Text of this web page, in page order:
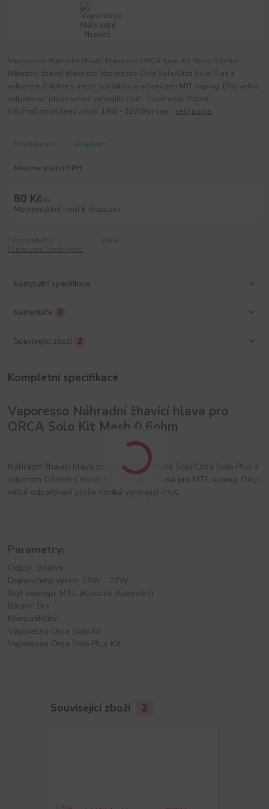
Vaporesso Náhradní žhavící hlava pro ORCA Solo Kit Mesh 0,6ohm
Náhradní žhavící hlava pro Vaporesso Orca Solo/Orca Solo Plus s
odporem 0,6ohm s mesh spirálkou je určená pro MTL vaping. Díky velké
odpařovací ploše vzniká vynikající chuť. Parametry: Odpor:
0,6ohmDoporučený výkon: 16W - 22WStyl vap... celý popis
Dostupnost skladem
Nejsme plátci DPH
80 Kč/ks
Momentálně není k dispozici
Kompletní specifikace
Komentáře 0
Související zboží 2
Kompletní specifikace
Vaporesso Náhradní žhavící hlava pro
ORCA Solo Kit Mesh 0,6ohm
Náhradní žhavící hlava pro Vaporesso Orca Solo/Orca Solo Plus s
odporem 0,6ohm s mesh spirálkou je určená pro MTL vaping. Díky
velké odpařovací ploše vzniká vynikající chuť.
Parametry:
Odpor: 0,6ohm
Doporučený výkon: 16W - 22W
Styl vapingu: MTL (klasické šlukování)
Balení: 1ks
Kompatibilita:
Vaporesso Orca Solo Kit
Vaporesso Orca Solo Plus Kit
Související zboží 2